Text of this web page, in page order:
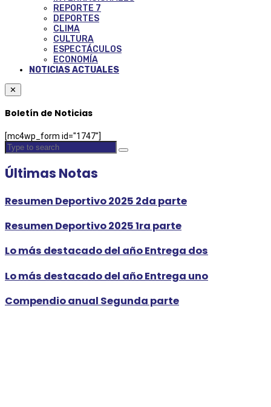
REPORTE 7
DEPORTES
CLIMA
CULTURA
ESPECTÁCULOS
ECONOMÍA
NOTICIAS ACTUALES
✕
Boletín de Noticias
[mc4wp_form id="1747"]
Últimas Notas
Resumen Deportivo 2025 2da parte
Resumen Deportivo 2025 1ra parte
Lo más destacado del año Entrega dos
Lo más destacado del año Entrega uno
Compendio anual Segunda parte